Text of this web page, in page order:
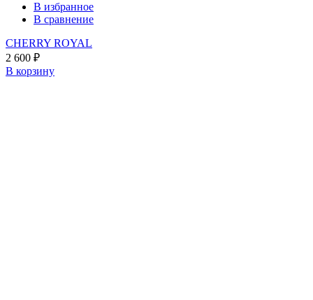
В избранное
В сравнение
CHERRY ROYAL
2 600 ₽
В корзину